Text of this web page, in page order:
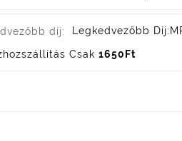
Legkedvezőbb Díj:
Csak 1650Ft